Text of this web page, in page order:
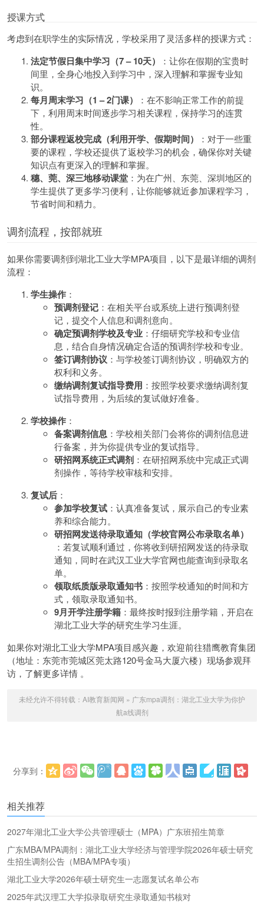
授课方式
考虑到在职学生的实际情况，学校采用了灵活多样的授课方式：
法定节假日集中学习（7 – 10天）​
：让你在假期的宝贵时
间里，全身心地投入到学习中，深入理解和掌握专业知
识。
每月周末学习（1 – 2门课）​
：在不影响正常工作的前提
下，利用周末时间逐步学习相关课程，保持学习的连贯
性。
部分课程返校完成（利用开学、假期时间）​
：对于一些重
要的课程，学校还提供了返校学习的机会，确保你对关键
知识点有更深入的理解和掌握。
穗、莞、深三地移动课堂 ：为在广州、东莞、深圳地区的
学生提供了更多学习便利，让你能够就近参加课程学习，
节省时间和精力。
调剂流程，按部就班
如果你需要调剂到湖北工业大学MPA项目，以下是最详细的调剂
流程：
学生操作 ：
预调剂登记 ：在相关平台或系统上进行预调剂登
记，提交个人信息和调剂意向。
确定预调剂学校及专业 ：仔细研究学校和专业信
息，结合自身情况确定合适的预调剂学校和专业。
签订调剂协议 ：与学校签订调剂协议，明确双方的
权利和义务。
缴纳调剂复试指导费用 ：按照学校要求缴纳调剂复
试指导费用，为后续的复试做好准备。
学校操作 ：
备案调剂信息 ：学校相关部门会将你的调剂信息进
行备案，并为你提供专业的复试指导。
研招网系统正式调剂 ：在研招网系统中完成正式调
剂操作，等待学校审核和安排。
复试后 ：
参加学校复试 ：认真准备复试，展示自己的专业素
养和综合能力。
研招网发送待录取通知（学校官网公布录取名单）​
：若复试顺利通过，你将收到研招网发送的待录取
通知，同时在武汉工业大学官网也能查询到录取名
单。
领取纸质版录取通知书 ：按照学校通知的时间和方
式，领取录取通知书。
9月开学注册学籍 ：最终按时报到注册学籍，开启在
湖北工业大学的研究生学习生涯。
如果你对湖北工业大学MPA项目感兴趣，欢迎前往猎鹰教育集团
（地址：东莞市莞城区莞太路120号金马大厦六楼）现场参观拜
访，了解更多详情 。
未经允许不得转载： AI教育新闻网 » 广东mpa调剂：湖北工业大学为你护
航a线调剂
分享到：
相关推荐
2027年湖北工业大学公共管理硕士（MPA）广东班招生简章
广东MBA/MPA调剂：湖北工业大学经济与管理学院2026年硕士研究
生招生调剂公告（MBA/MPA专项）
湖北工业大学2026年硕士研究生一志愿复试名单公布
2025年武汉理工大学拟录取研究生录取通知书核对